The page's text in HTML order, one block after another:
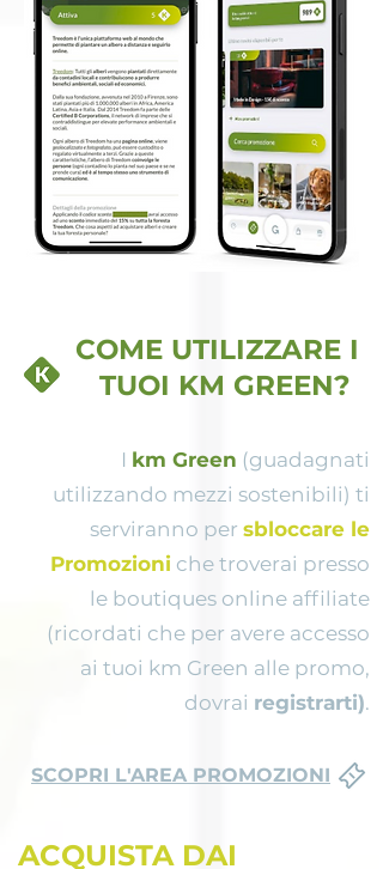
COME UTILIZZARE I
TUOI KM GREEN?
I km Green (guadagnati
utilizzando mezzi sostenibili) ti
serviranno per sbloccare le
Promozioni che troverai presso
le boutiques online affiliate
(ricordati che per avere accesso
ai tuoi km Green alle promo,
dovrai registrarti).
SCOPRI L'AREA PROMOZIONI
ACQUISTA DAI